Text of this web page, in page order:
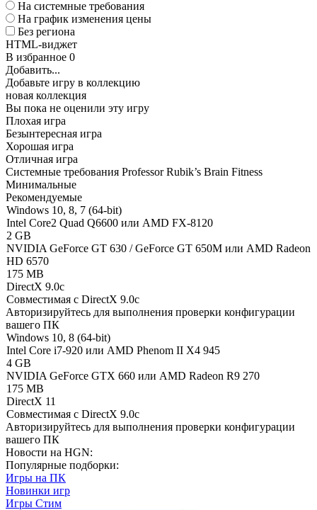
На системные требования
На график изменения цены
Без региона
HTML-виджет
В избранное 0
Добавить...
Добавьте игру в коллекцию
новая коллекция
Вы пока не оценили эту игру
Плохая игра
Безынтересная игра
Хорошая игра
Отличная игра
Системные требования Professor Rubik’s Brain Fitness
Минимальные
Рекомендуемые
Windows 10, 8, 7 (64-bit)
Intel Core2 Quad Q6600 или AMD FX-8120
2 GB
NVIDIA GeForce GT 630 / GeForce GT 650M или AMD Radeon
HD 6570
175 MB
DirectX 9.0c
Совместимая с DirectX 9.0c
Авторизируйтесь для выполнения проверки конфигурации
вашего ПК
Windows 10, 8 (64-bit)
Intel Core i7-920 или AMD Phenom II X4 945
4 GB
NVIDIA GeForce GTX 660 или AMD Radeon R9 270
175 MB
DirectX 11
Совместимая с DirectX 9.0c
Авторизируйтесь для выполнения проверки конфигурации
вашего ПК
Новости на HGN:
Популярные подборки:
Игры на ПК
Новинки игр
Игры Стим